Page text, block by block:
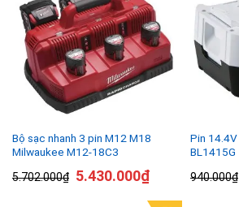
Bộ sạc nhanh 3 pin M12 M18
Milwaukee M12-18C3
5.702.000₫ 5.430.000₫
Pin
BL1415G
940.000₫